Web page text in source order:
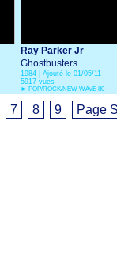
Ray Parker Jr
Ghostbusters
1984 | Ajouté le 01/05/11
5917 vues
► POP/ROCK/NEW WAVE 80
7 8 9 Page